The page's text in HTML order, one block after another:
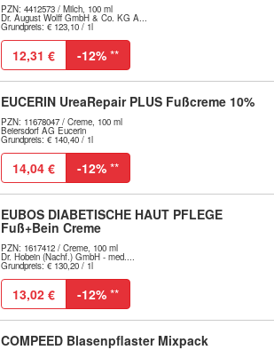
PZN: 4412573 / Milch, 100 ml
Dr. August Wolff GmbH & Co. KG A...
Grundpreis: € 123,10 / 1l
12,31 € -12% **
EUCERIN UreaRepair PLUS Fußcreme 10%
PZN: 11678047 / Creme, 100 ml
Beiersdorf AG Eucerin
Grundpreis: € 140,40 / 1l
14,04 € -12% **
EUBOS DIABETISCHE HAUT PFLEGE
Fuß+Bein Creme
PZN: 1617412 / Creme, 100 ml
Dr. Hobein (Nachf.) GmbH - med....
Grundpreis: € 130,20 / 1l
13,02 € -12% **
COMPEED Blasenpflaster Mixpack